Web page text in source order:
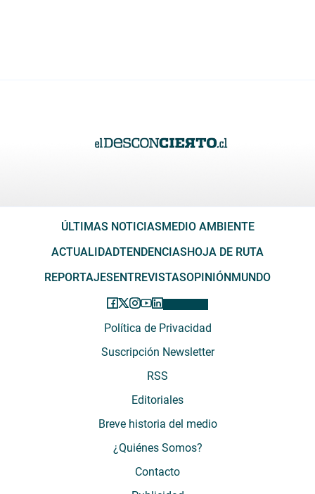
ÚLTIMAS NOTICIASMEDIO AMBIENTE
ACTUALIDADTENDENCIASHOJA DE RUTA
REPORTAJESENTREVISTASOPINIÓNMUNDO
Política de Privacidad
Suscripción Newsletter
RSS
Editoriales
Breve historia del medio
¿Quiénes Somos?
Contacto